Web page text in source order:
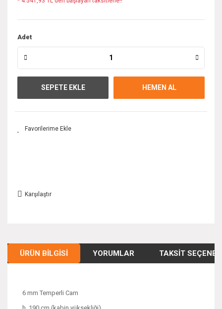
Adet
SEPETE EKLE HEMEN AL
Karşılaştır
ÜRÜN BILGISI YORUMLAR TAKSIT
6 mm Temperli Cam